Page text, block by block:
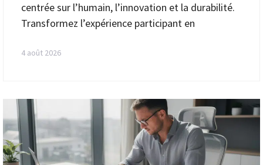
centrée sur l’humain, l’innovation et la durabilité.
Transformez l’expérience participant en
4 août 2026